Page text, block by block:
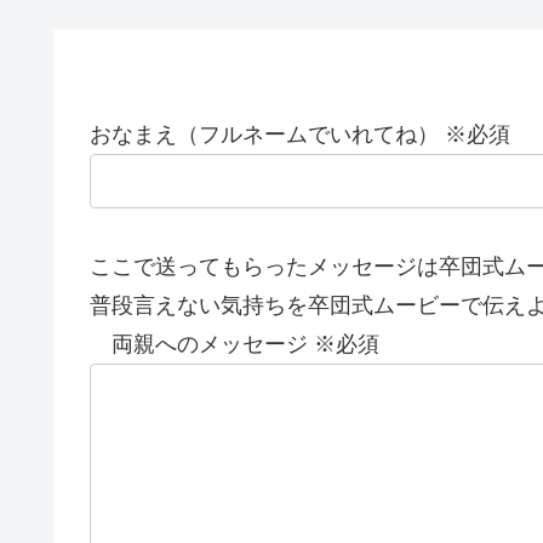
おなまえ（フルネームでいれてね） ※必須
ここで送ってもらったメッセージは卒団式ム
普段言えない気持ちを卒団式ムービーで伝え
両親へのメッセージ ※必須